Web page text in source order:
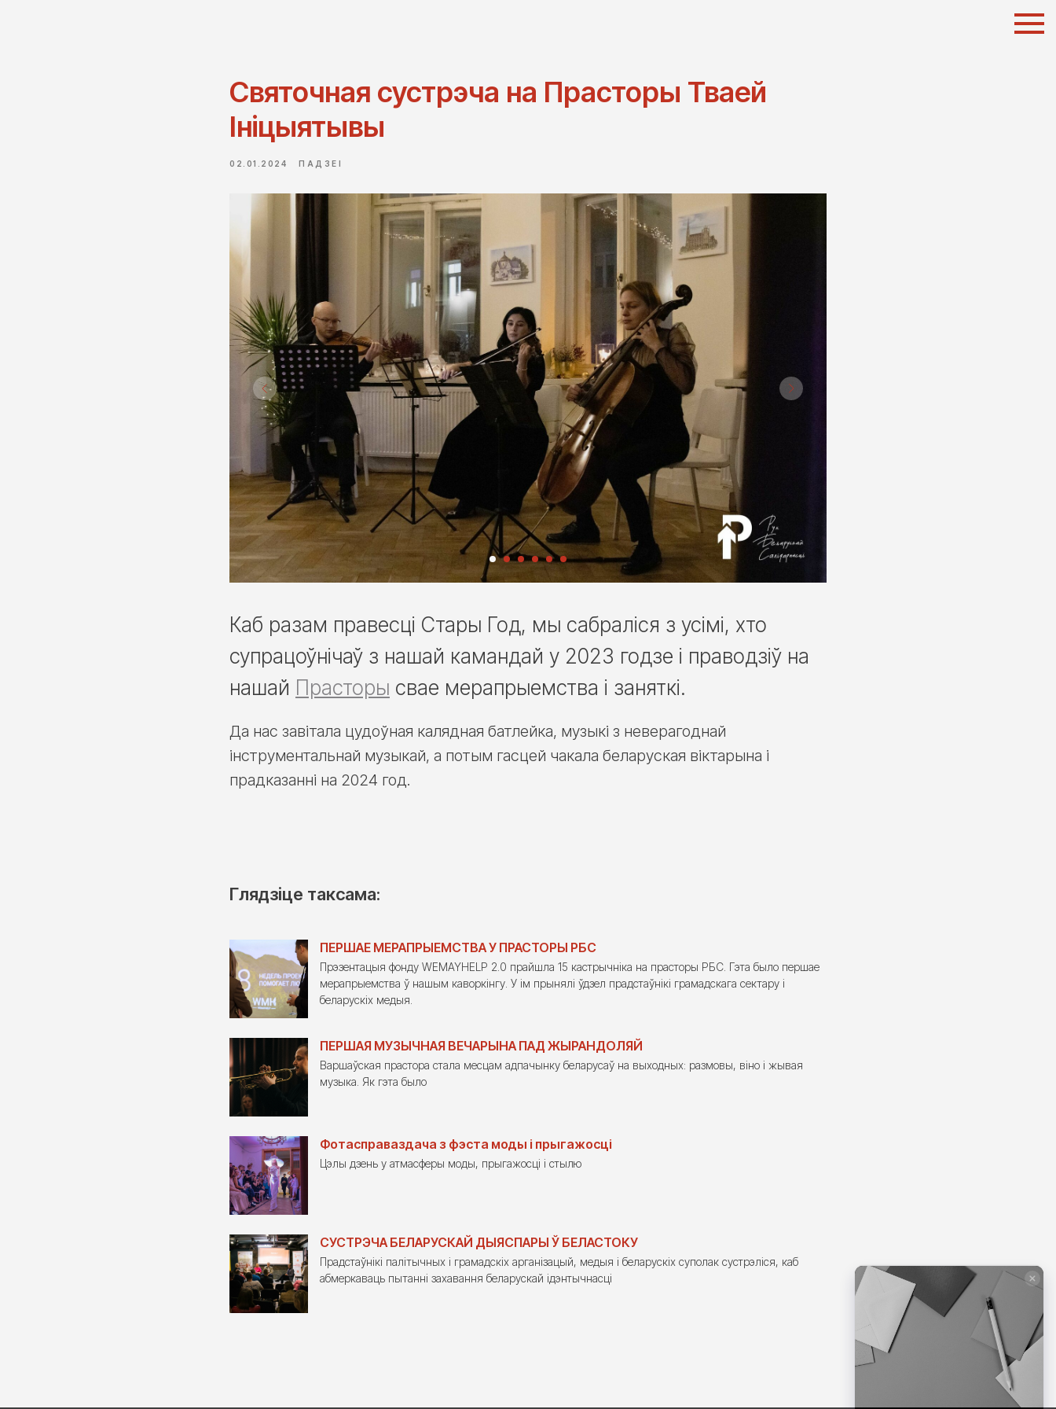
Святочная сустрэча на Прасторы Тваей
Ініцыятывы
02.01.2024 ПАДЗЕІ
Каб разам правесці Стары Год, мы сабраліся з усімі, хто
супрацоўнічаў з нашай камандай у 2023 годзе і праводзіў на
нашай Прасторы свае мерапрыемства і заняткі.
Да нас завітала цудоўная калядная батлейка, музыкі з неверагоднай
інструментальнай музыкай, а потым гасцей чакала беларуская віктарына і
прадказанні на 2024 год.
Глядзіце таксама:
ПЕРШАЕ МЕРАПРЫЕМСТВА У ПРАСТОРЫ РБС
Прэзентацыя фонду WEMAYHELP 2.0 прайшла 15 кастрычніка на прасторы РБС. Гэта было першае
мерапрыемства ў нашым каворкінгу. У ім прынялі ўдзел прадстаўнікі грамадскага сектару і
беларускіх медыя.
ПЕРШАЯ МУЗЫЧНАЯ ВЕЧАРЫНА ПАД ЖЫРАНДОЛЯЙ
Варшаўская прастора стала месцам адпачынку беларусаў на выходных: размовы, віно і жывая
музыка. Як гэта было
Фотасправаздача з фэста моды і прыгажосці
Цэлы дзень у атмасферы моды, прыгажосці і стылю
СУСТРЭЧА БЕЛАРУСКАЙ ДЫЯСПАРЫ Ў БЕЛАСТОКУ
Прадстаўнікі палітычных і грамадскіх арганізацый, медыя і беларускіх суполак сустрэліся, каб
абмеркаваць пытанні захавання беларускай ідэнтычнасці